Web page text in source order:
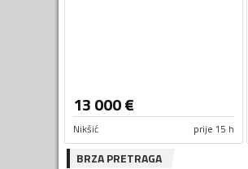
13 000€
Nikšić prije 15 h
BRZA PRETRAGA